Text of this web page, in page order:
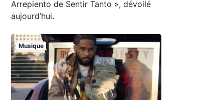
Arrepiento de Sentir Tanto », dévoilé
aujourd’hui.
Musique